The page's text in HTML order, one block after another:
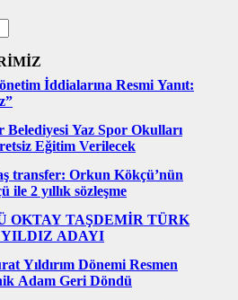
İddialarına Resmi Yanıt:
Belediyesi Yaz Spor Okulları
Eğitim Verilecek
transfer: Orkun Kökçü’nün
ile 2 yıllık sözleşme
OKTAY TAŞDEMİR TÜRK
YILDIZ ADAYI
Yıldırım Dönemi Resmen
Adam Geri Döndü